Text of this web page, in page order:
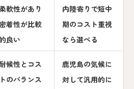
柔軟性があり
着性が比較
的良い
内陸寄りで短中
期のコスト重視
なら選べる
候性とコス
トのバランス
鹿児島の気候に
対して汎用的に